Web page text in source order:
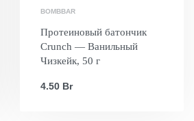
BOMBBAR
Протеиновый батончик
Crunch — Ванильный
Чизкейк, 50 г
4.50 Br